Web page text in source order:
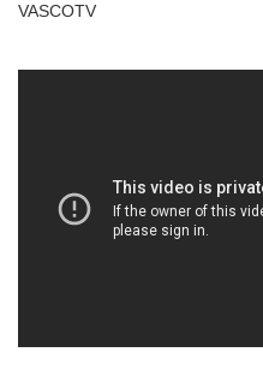
VASCOTV